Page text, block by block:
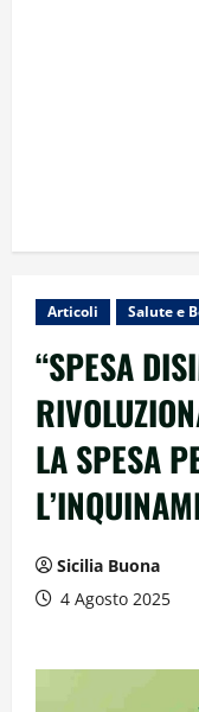
Articoli Salute e
“SPESA
LA SPESA
Sicilia Buona
4 Agosto 2025